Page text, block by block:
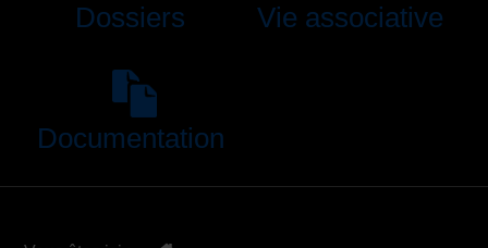
Dossiers Vie associative
Documentation